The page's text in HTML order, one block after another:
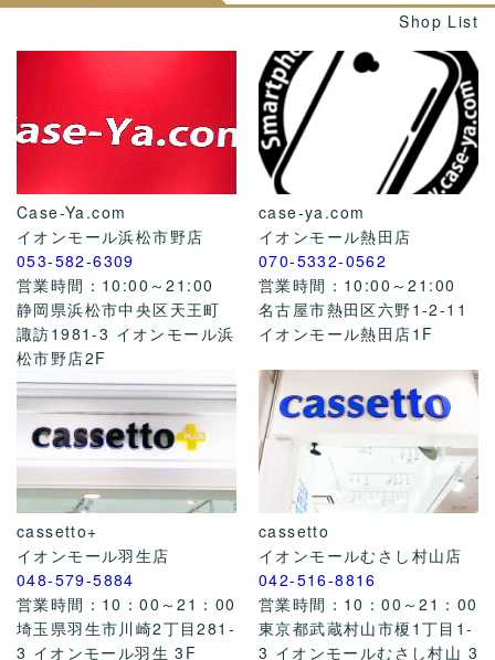
Shop List
Case-Ya.com
イオンモール浜松市野店
053-582-6309
営業時間：10:00～21:00
静岡県浜松市中央区天王町
諏訪1981-3 イオンモール浜
松市野店2F
case-ya.com
イオンモール熱田店
070-5332-0562
営業時間：10:00～21:00
名古屋市熱田区六野1-2-11
イオンモール熱田店1F
cassetto+
イオンモール羽生店
048-579-5884
営業時間：10：00～21：00
埼玉県羽生市川崎2丁目281-
3 イオンモール羽生 3F
cassetto
イオンモールむさし村山店
042-516-8816
営業時間：10：00～21：00
東京都武蔵村山市榎1丁目1-
3 イオンモールむさし村山 3